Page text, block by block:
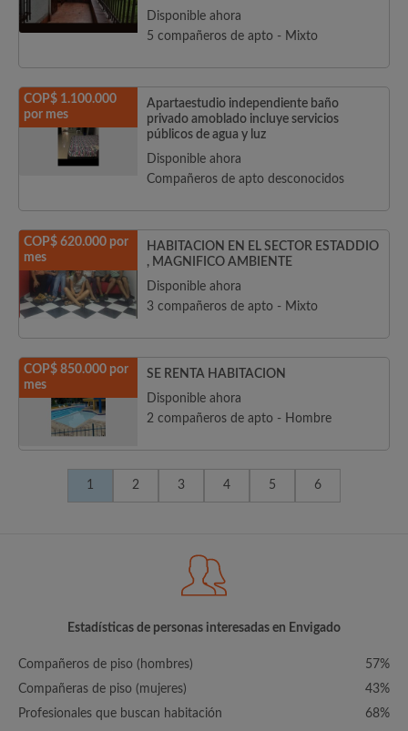
Disponible ahora
5 compañeros de apto - Mixto
COP$ 1.100.000
por mes
Apartaestudio independiente baño
privado amoblado incluye servicios
públicos de agua y luz
Disponible ahora
Compañeros de apto desconocidos
COP$ 620.000 por
mes
HABITACION EN EL SECTOR ESTADDIO
, MAGNIFICO AMBIENTE
Disponible ahora
3 compañeros de apto - Mixto
COP$ 850.000 por
mes
SE RENTA HABITACION
Disponible ahora
2 compañeros de apto - Hombre
1 2 3 4 5 6
Estadísticas de personas interesadas en Envigado
Compañeros de piso (hombres)
57%
Compañeras de piso (mujeres)
43%
Profesionales que buscan habitación
68%